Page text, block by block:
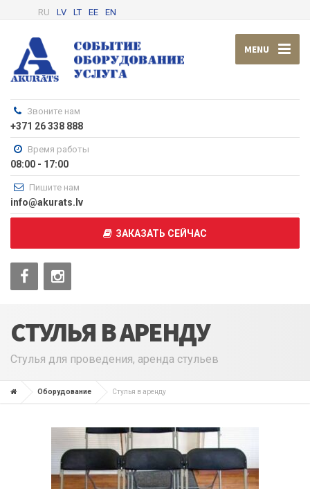
RU LV LT EE EN
MENU
Звоните нам
+371 26 338 888
Время работы
08:00 - 17:00
Пишите нам
info@akurats.lv
ЗАКАЗАТЬ СЕЙЧАС
СТУЛЬЯ В АРЕНДУ
Стулья для проведения, аренда стульев
Оборудование Стулья в аренду